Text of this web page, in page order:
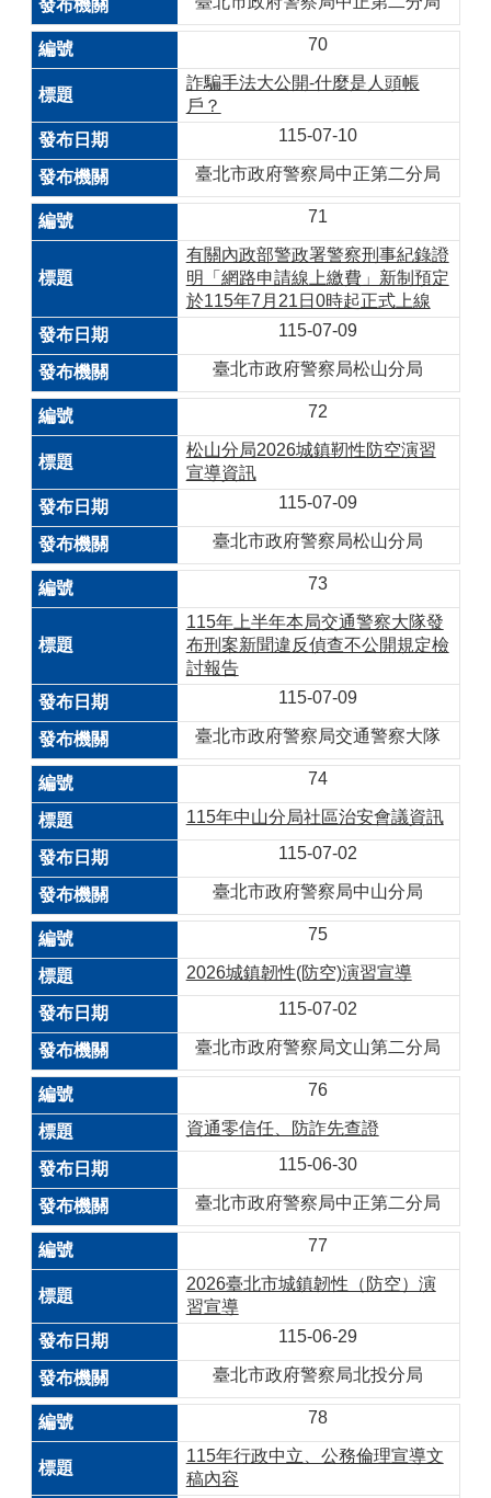
70
詐騙手法大公開-什麼是人頭帳
戶？
115-07-10
臺北市政府警察局中正第二分局
71
有關內政部警政署警察刑事紀錄證
明「網路申請線上繳費」新制預定
於115年7月21日0時起正式上線
115-07-09
臺北市政府警察局松山分局
72
松山分局2026城鎮靭性防空演習
宣導資訊
115-07-09
臺北市政府警察局松山分局
73
115年上半年本局交通警察大隊發
布刑案新聞違反偵查不公開規定檢
討報告
115-07-09
臺北市政府警察局交通警察大隊
74
115年中山分局社區治安會議資訊
115-07-02
臺北市政府警察局中山分局
75
2026城鎮韌性(防空)演習宣導
115-07-02
臺北市政府警察局文山第二分局
76
資通零信任、防詐先查證
115-06-30
臺北市政府警察局中正第二分局
77
2026臺北市城鎮韌性（防空）演
習宣導
115-06-29
臺北市政府警察局北投分局
78
115年行政中立、公務倫理宣導文
稿內容